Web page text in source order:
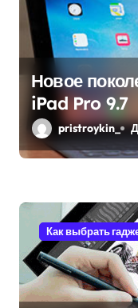
Новое
iPad Pro 9.7
pristroykin_
Как выбрать